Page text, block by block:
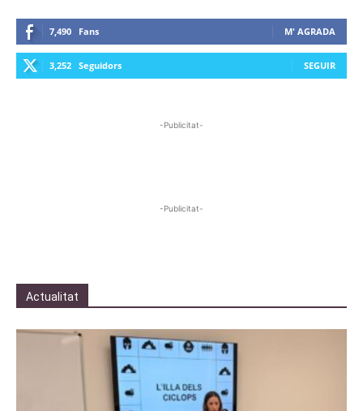
7,490 Fans M' AGRADA
3,252 Seguidors SEGUIR
-Publicitat-
-Publicitat-
Actualitat